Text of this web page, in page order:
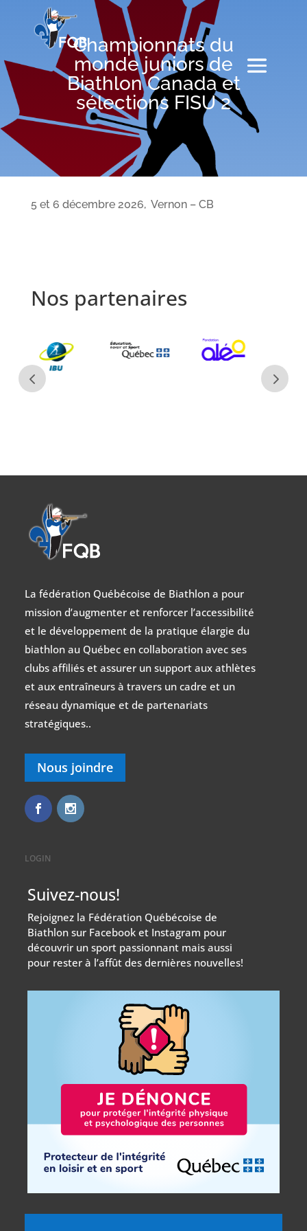
Championnats du
monde juniors de
Biathlon Canada et
sélections FISU 2
5 et 6 décembre 2026, Vernon – CB
Nos partenaires
La fédération Québécoise de Biathlon a pour
mission d’augmenter et renforcer l’accessibilité
et le développement de la pratique élargie du
biathlon au Québec en collaboration avec ses
clubs affiliés et assurer un support aux athlètes
et aux entraîneurs à travers un cadre et un
réseau dynamique et de partenariats
stratégiques..
Nous joindre
LOGIN
Suivez-nous!
Rejoignez la Fédération Québécoise de
Biathlon sur Facebook et Instagram pour
découvrir un sport passionnant mais aussi
pour rester à l’affût des dernières nouvelles!